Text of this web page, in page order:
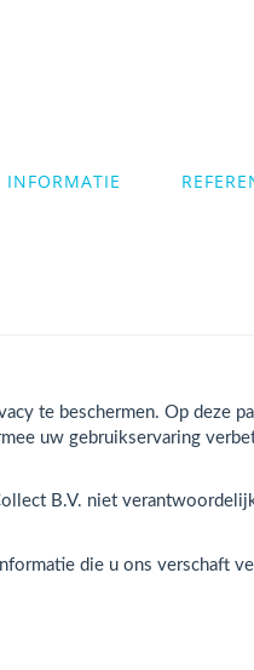
INFORMATIE
te beschermen. Op deze
uw gebruikservaring
B.V. niet
die u ons verschaft